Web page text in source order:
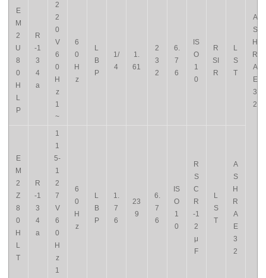
E
M
2
U
8
0
H
L
P
R
-1
3
4
a
2
2
0
V
6
0
H
z
1
~
6
0
H
z
L
B
P
1/
4
1.
61
2
3
2
6.
7
6
IS
O
1
0
R
SI
R
L
S
T
A
S
H
R
A
E
3
2
E
M
2
Z
8
0
H
L
T
R
-1
3
4
a
1
1
5-
1
2
7
V
6
0
H
z
1
6
0
H
z
L
B
P
1.
7
6
23
9
6.
7
6
IS
O
1
0
R
S
C
R
-1
2
μ
F
L
S
T
A
S
H
R
A
E
3
2